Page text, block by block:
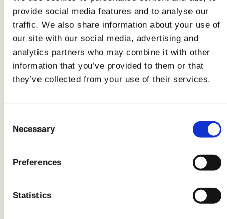
provide social media features and to analyse our
traffic. We also share information about your use of
our site with our social media, advertising and
analytics partners who may combine it with other
information that you’ve provided to them or that
they’ve collected from your use of their services.
Selection
Necessary
Preferences
Statistics
auffrischen
Eine derVerwendungen von Salzist eher ein
"Hausmittel", das dazu dient, die Farben von
leicht verblassten Kleidungsstücken
aufzufrischen. Diese Methode erfordert die
Essig und 2 Esslöffeln grobem Salz, gemischt in
kaltem Wasser. Die verblassten Kleidungsstücke
werden für etwa eine Stunde in diese Lösung
Waschmaschine oder von Hand mit
Alle Verwendungen von Salz: Silberwaren